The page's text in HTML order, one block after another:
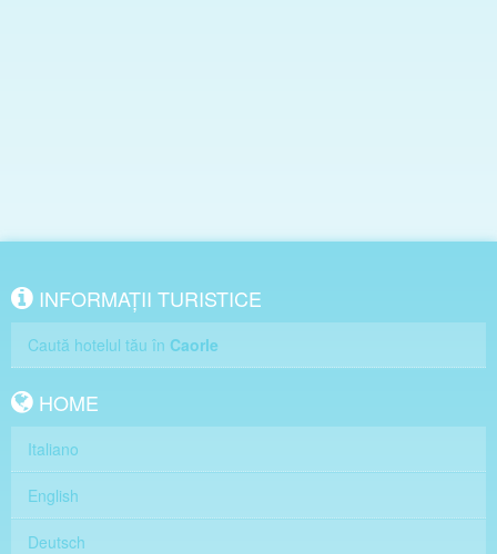
INFORMAȚII TURISTICE
Caută hotelul tău în Caorle
HOME
Italiano
English
Deutsch